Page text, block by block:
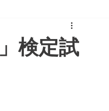
検定試